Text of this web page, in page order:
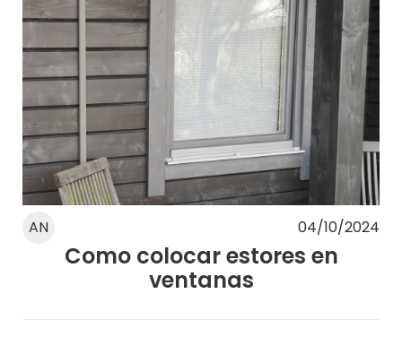
AN 04/10/2024
Como colocar estores en
ventanas